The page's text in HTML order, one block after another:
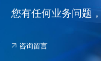
您有任何业务问题
咨询留言